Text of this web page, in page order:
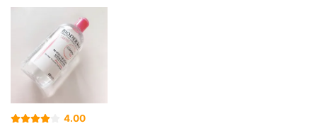
4.00